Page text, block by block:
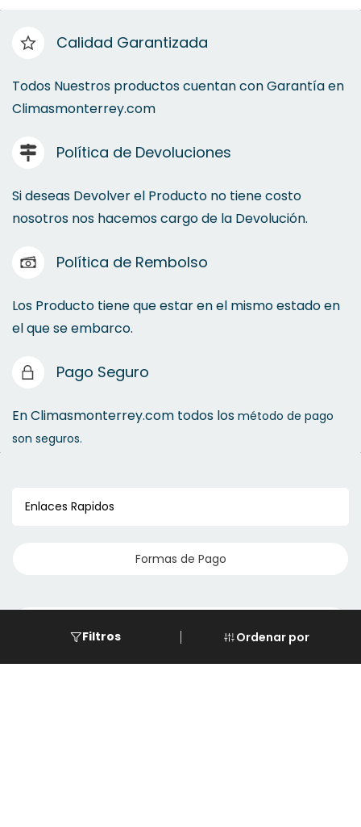
Ordenar por
Filtros
Calidad Garantizada
Todos Nuestros productos cuentan con Garantía en
Climasmonterrey.com
Política de Devoluciones
Si deseas Devolver el Producto no tiene costo
nosotros nos hacemos cargo de la Devolución.
Política de Rembolso
Los Producto tiene que estar en el mismo estado en
el que se embarco.
Pago Seguro
En Climasmonterrey.com todos los método de pago
son seguros.
Enlaces Rapidos
Formas de Pago